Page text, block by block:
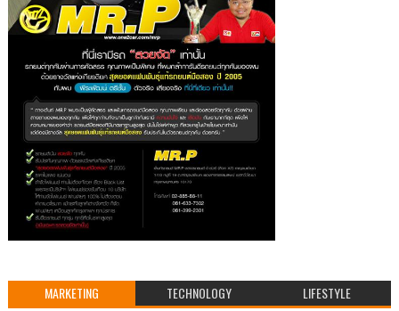
MARKETING TECHNOLOGY LIFESTYLE